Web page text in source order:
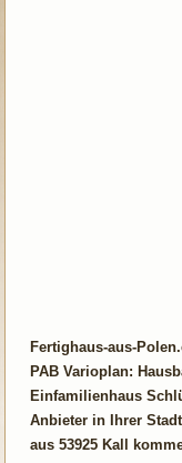
Fertighaus-aus-
PAB Varioplan:
Einfamilienhaus
Anbieter in Ihrer
aus 53925 Kall